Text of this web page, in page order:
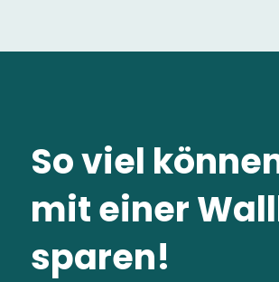
So viel
mit einer
sparen!